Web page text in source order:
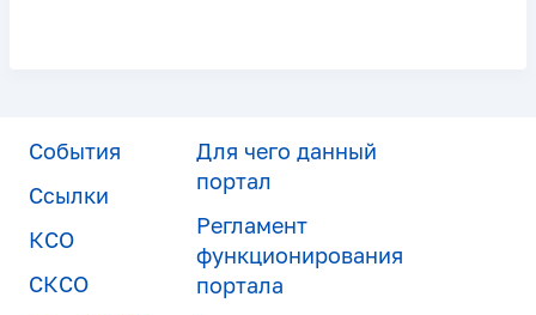
События
Ссылки
КСО
СКСО
Для чего данный
портал
Регламент
функционирования
портала